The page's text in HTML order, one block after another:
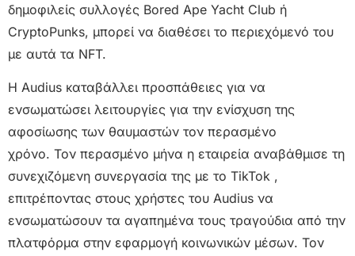
δημοφιλείς συλλογές Bored Ape Yacht Club ή
CryptoPunks, μπορεί να διαθέσει το περιεχόμενό του
με αυτά τα NFT.
Η Audius καταβάλλει προσπάθειες για να
ενσωματώσει λειτουργίες για την ενίσχυση της
αφοσίωσης των θαυμαστών τον περασμένο
χρόνο. Τον περασμένο μήνα η εταιρεία αναβάθμισε τη
συνεχιζόμενη συνεργασία της με το TikTok ,
επιτρέποντας στους χρήστες του Audius να
ενσωματώσουν τα αγαπημένα τους τραγούδια από την
πλατφόρμα στην εφαρμογή κοινωνικών μέσων. Τον